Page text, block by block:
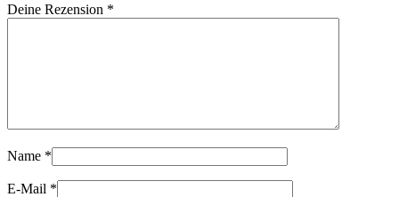
Deine Rezension *
Name *
E-Mail *